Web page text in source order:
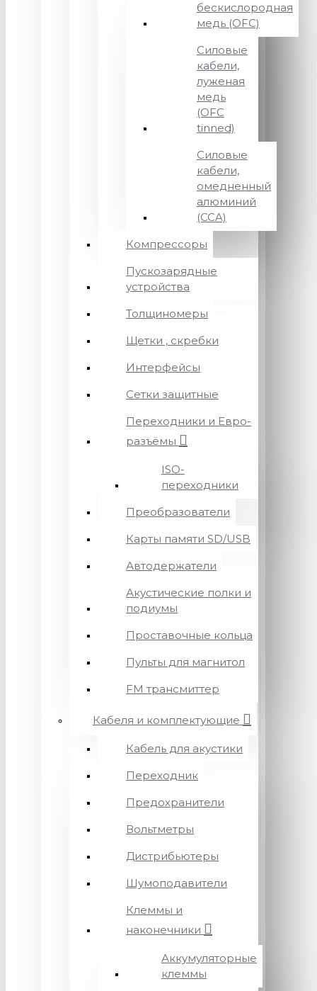
бескислородная
медь (OFC)
Силовые
кабели,
луженая
медь
(OFC
tinned)
Силовые
кабели,
омедненный
алюминий
(CCA)
Компрессоры
Пускозарядные
устройства
Толщиномеры
Щетки , скребки
Интерфейсы
Сетки защитные
Переходники и Евро-
разъёмы
ISO-
переходники
Преобразователи
Карты памяти SD/USB
Автодержатели
Акустические полки и
подиумы
Проставочные кольца
Пульты для магнитол
FM трансмиттер
Кабеля и комплектующие
Кабель для акустики
Переходник
Предохранители
Вольтметры
Дистрибьютеры
Шумоподавители
Клеммы и
наконечники
Аккумуляторные
клеммы